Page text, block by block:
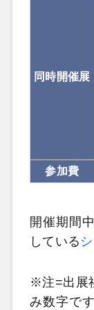
同時開催展
参加費
開催期間
している
※注=出展
み数字で